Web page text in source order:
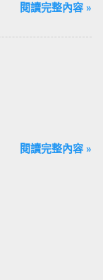
閱讀完整內容 »
閱讀完整內容 »